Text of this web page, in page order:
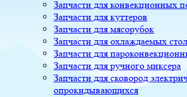
Запчасти для конвекционных
Запчасти для куттеров
Запчасти для мясорубок
Запчасти для охлаждаемых
Запчасти для
Запчасти для ручного миксера
Запчасти для сковород
опрокидывающихся